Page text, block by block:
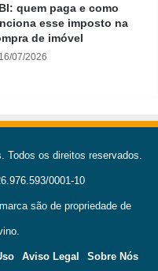
quem paga e como
esse imposto na
de imóvel
16/07/2026
Todos os direitos reservados.
0001-10
são de propriedade de
Aviso Legal Sobre Nós